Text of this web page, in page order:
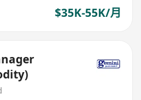
$35K-55K/月